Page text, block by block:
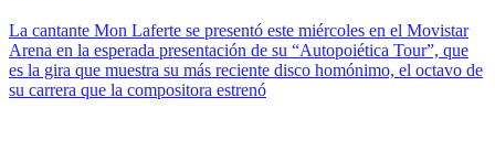
La cantante Mon Laferte se presentó este miércoles en el Movistar
Arena en la esperada presentación de su “Autopoiética Tour”, que
es la gira que muestra su más reciente disco homónimo, el octavo de
su carrera que la compositora estrenó